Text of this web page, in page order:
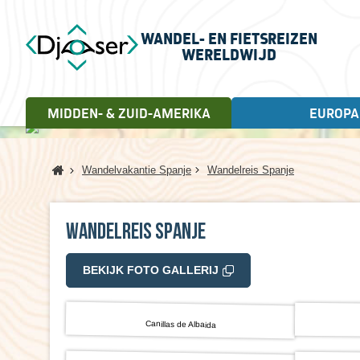
WANDEL- EN FIETSREIZEN
WERELDWIJD
MIDDEN- & ZUID-AMERIKA
FIETSREIZEN
Cuba, 18 dagen
EUROPA
WANDELREIZEN
Albanië
Estland
Frankrijk
Griekenland
Ierland
Litouwen
Schotland
Spanje
Turkije
Home Wandelvakantie Spanje Wandelreis Spanje
Wandelreis Spanje
BEKIJK FOTO GALLERIJ
Canillas de Albaida